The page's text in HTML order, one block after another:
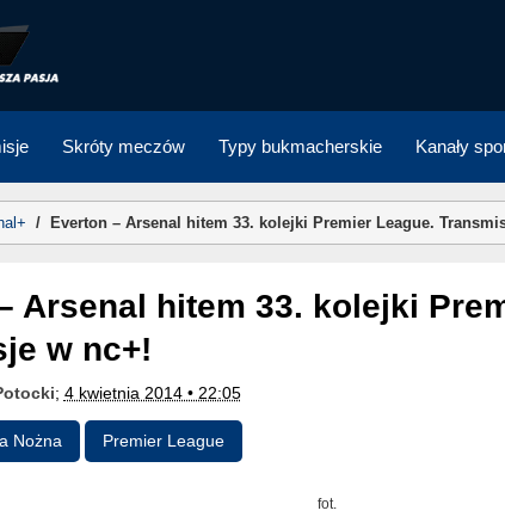
Skróty meczów Typy bukmacherskie Kanały
/ Everton – Arsenal hitem 33. kolejki Premier League.
w nc+!
; 4 kwietnia 2014 • 22:05
Nożna Premier League
fot.